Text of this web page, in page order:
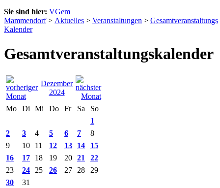
Sie sind hier: VGem
Mammendorf> Aktuelles > Veranstaltungen > Gesamtveranstaltungs
Kalender
Gesamtveranstaltungskalender
Dezember
2024
Mo
Di Mi Do Fr Sa
So
1
2
3 4 5 6 7
8
9
10 11 12 13 14
15
16
17 18 19 20 21
22
23
24 25 26 27 28
29
30
31